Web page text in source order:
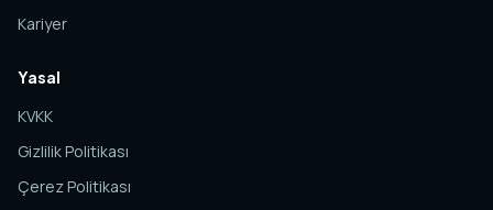
Kariyer
Yasal
KVKK
Gizlilik Politikası
Çerez Politikası